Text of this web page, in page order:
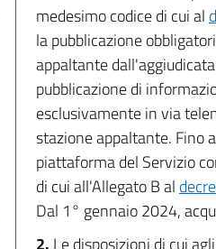
medesimo codice di cui al
la pubblicazione
appaltante
pubblicazione di
esclusivamente in via
stazione appaltante. Fino
piattaforma del Servizio
di cui all'Allegato B al
Dal 1° gennaio 2024,
2. Le disposizioni di cui